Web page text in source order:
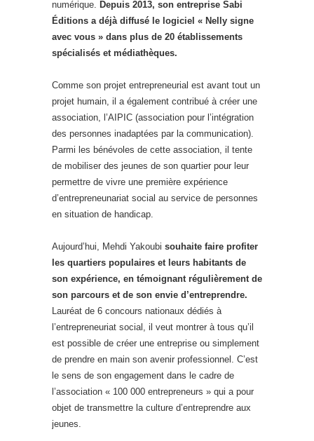
numérique. Depuis 2013, son entreprise Sabi
Éditions a déjà diffusé le logiciel « Nelly signe
avec vous » dans plus de 20 établissements
spécialisés et médiathèques.
Comme son projet entrepreneurial est avant tout un
projet humain, il a également contribué à créer une
association, l’AIPIC (association pour l’intégration
des personnes inadaptées par la communication).
Parmi les bénévoles de cette association, il tente
de mobiliser des jeunes de son quartier pour leur
permettre de vivre une première expérience
d’entrepreneunariat social au service de personnes
en situation de handicap.
Aujourd’hui, Mehdi Yakoubi souhaite faire profiter
les quartiers populaires et leurs habitants de
son expérience, en témoignant régulièrement de
son parcours et de son envie d’entreprendre.
Lauréat de 6 concours nationaux dédiés à
l’entrepreneuriat social, il veut montrer à tous qu’il
est possible de créer une entreprise ou simplement
de prendre en main son avenir professionnel. C’est
le sens de son engagement dans le cadre de
l’association « 100 000 entrepreneurs » qui a pour
objet de transmettre la culture d’entreprendre aux
jeunes.